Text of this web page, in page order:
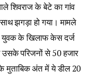
शिवराज के बेटे का गांव
झगड़ा हो गया। मामले
युवक के खिलाफ केस दर्ज
परिजनों से 50 हजार
मुताबिक अंत में ये डील 20